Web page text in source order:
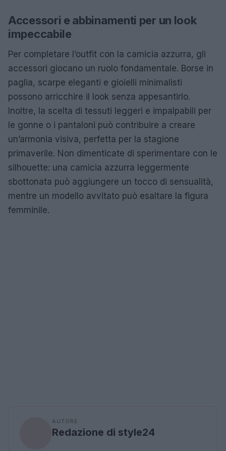
Accessori e abbinamenti per un look
impeccabile
Per completare l’outfit con la camicia azzurra, gli
accessori giocano un ruolo fondamentale. Borse in
paglia, scarpe eleganti e gioielli minimalisti
possono arricchire il look senza appesantirlo.
Inoltre, la scelta di tessuti leggeri e impalpabili per
le gonne o i pantaloni può contribuire a creare
un’armonia visiva, perfetta per la stagione
primaverile. Non dimenticate di sperimentare con le
silhouette: una camicia azzurra leggermente
sbottonata può aggiungere un tocco di sensualità,
mentre un modello avvitato può esaltare la figura
femminile.
AUTORE
Redazione di style24